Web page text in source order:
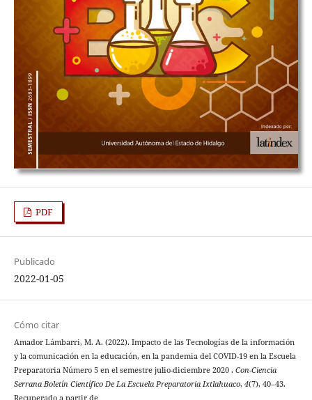
PDF
Publicado
2022-01-05
Cómo citar
Amador Lámbarri, M. A. (2022). Impacto de las Tecnologías de la información
y la comunicación en la educación, en la pandemia del COVID-19 en la Escuela
Preparatoria Número 5 en el semestre julio-diciembre 2020 . Con-Ciencia
Serrana Boletín Científico De La Escuela Preparatoria Ixtlahuaco, 4(7), 40–43.
Recuperado a partir de